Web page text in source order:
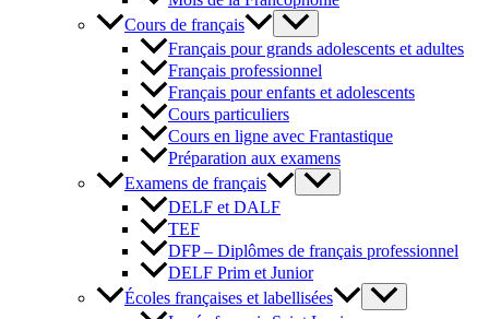
Cours de français
Français pour grands adolescents et adultes
Français professionnel
Français pour enfants et adolescents
Cours particuliers
Cours en ligne avec Frantastique
Préparation aux examens
Examens de français
DELF et DALF
TEF
DFP – Diplômes de français professionnel
DELF Prim et Junior
Écoles françaises et labellisées